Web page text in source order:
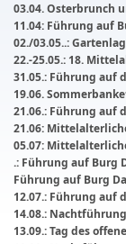
03.04. Osterbrunch
11.04: Führung auf
02./03.05..:
22.-25.05.: 18.
31.05.: Führung auf
19.06.
21.06.: Führung auf
21.06:
05.07:
.: Führung auf Burg
Führung auf Burg
12.07.: Führung auf
14.08.:
13.09.: Tag des